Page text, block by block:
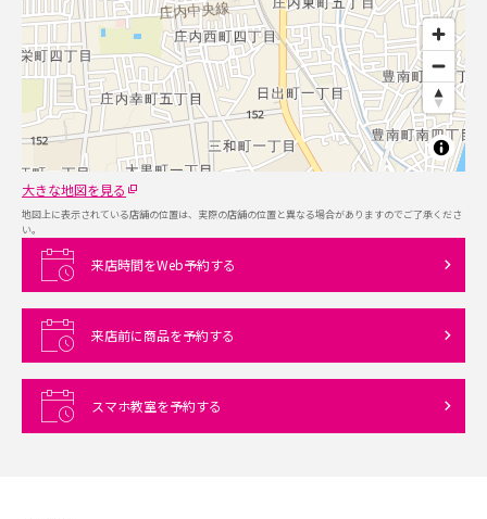
大きな地図を見る
地図上に表示されている店舗の位置は、実際の店舗の位置と異なる場合がありますのでご了承くださ
い。
来店時間をWeb予約する
来店前に商品を予約する
スマホ教室を予約する